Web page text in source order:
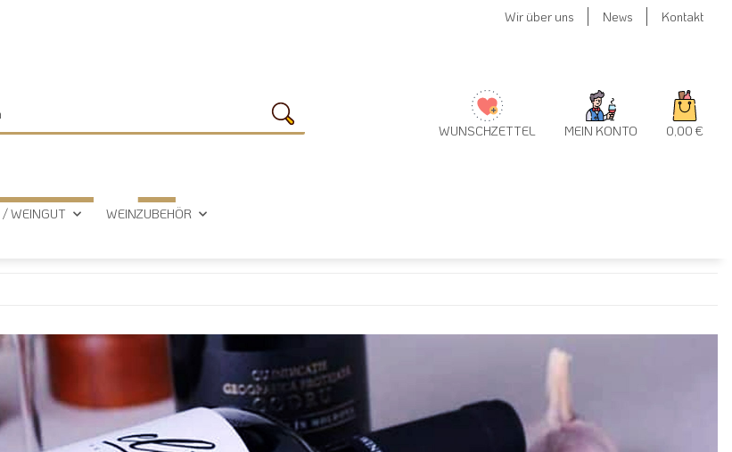
Wir über uns News Kontakt
WUNSCHZETTEL MEIN KONTO 0,00 €
WEINGUT WEINZUBEHÖR